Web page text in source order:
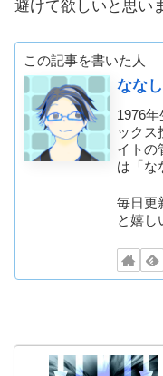
避けて欲しいと思い
この記事を書いた人
ななし
1976
ックス
イトの
は「な
毎日更
と嬉し